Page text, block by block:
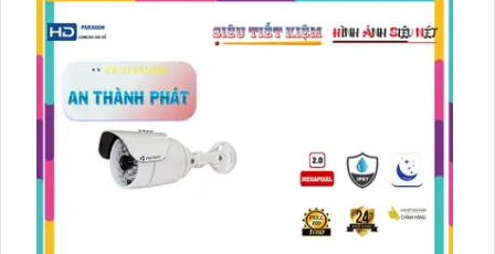
lớn